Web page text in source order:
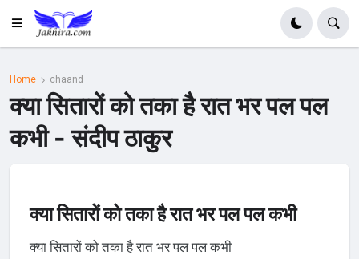
Home chaand
क्या सितारों को तका है रात भर पल पल
कभी - संदीप ठाकुर
क्या सितारों को तका है रात भर पल पल कभी
क्या सितारों को तका है रात भर पल पल कभी